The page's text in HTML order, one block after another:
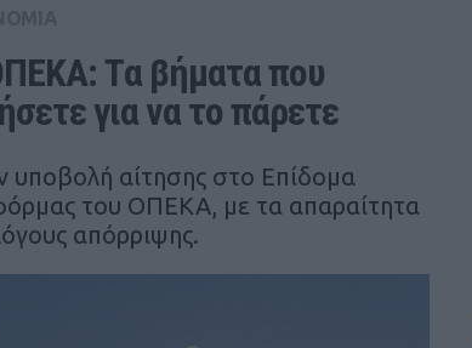
Tα βήματα που
για να το πάρετε
υποβολή αίτησης στο Επίδομα
του ΟΠΕΚΑ, με τα απαραίτητα
απόρριψης.